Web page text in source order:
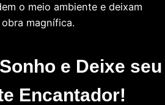
o meio ambiente e deixam
obra magnífica.
e Deixe seu
Encantador!